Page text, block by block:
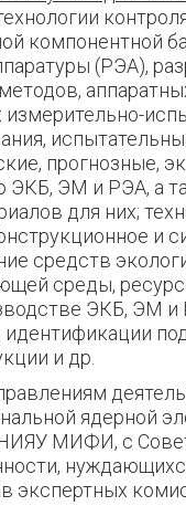
компонентной
(РЭА),
прогнозные,
ЭКБ, ЭМ и РЭА, а
для них;
и
средств
среды,
ЭКБ, ЭМ
идентификации
и др.
ядерной
МИФИ, с
экспертных